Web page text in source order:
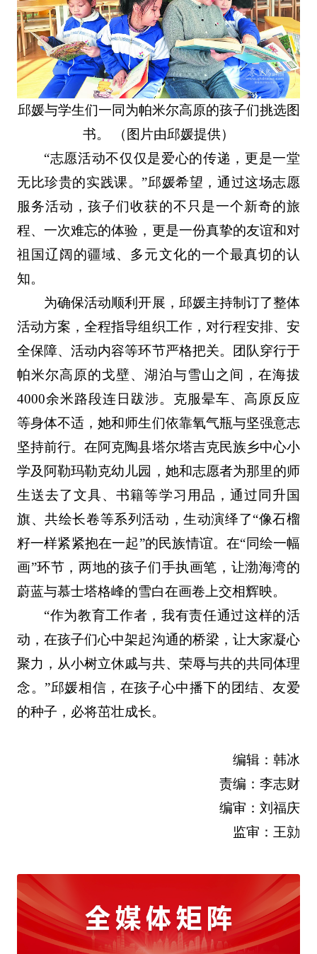
邱媛与学生们一同为帕米尔高原的孩子们挑选图
书。 （图片由邱媛提供）
“志愿活动不仅仅是爱心的传递，更是一堂
无比珍贵的实践课。”邱媛希望，通过这场志愿
服务活动，孩子们收获的不只是一个新奇的旅
程、一次难忘的体验，更是一份真挚的友谊和对
祖国辽阔的疆域、多元文化的一个最真切的认
知。
为确保活动顺利开展，邱媛主持制订了整体
活动方案，全程指导组织工作，对行程安排、安
全保障、活动内容等环节严格把关。团队穿行于
帕米尔高原的戈壁、湖泊与雪山之间，在海拔
4000余米路段连日跋涉。克服晕车、高原反应
等身体不适，她和师生们依靠氧气瓶与坚强意志
坚持前行。在阿克陶县塔尔塔吉克民族乡中心小
学及阿勒玛勒克幼儿园，她和志愿者为那里的师
生送去了文具、书籍等学习用品，通过同升国
旗、共绘长卷等系列活动，生动演绎了“像石榴
籽一样紧紧抱在一起”的民族情谊。在“同绘一幅
画”环节，两地的孩子们手执画笔，让渤海湾的
蔚蓝与慕士塔格峰的雪白在画卷上交相辉映。
“作为教育工作者，我有责任通过这样的活
动，在孩子们心中架起沟通的桥梁，让大家凝心
聚力，从小树立休戚与共、荣辱与共的共同体理
念。”邱媛相信，在孩子心中播下的团结、友爱
的种子，必将茁壮成长。
编辑：韩冰
责编：李志财
编审：刘福庆
监审：王勍